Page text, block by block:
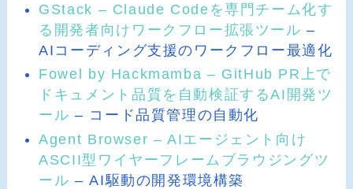
GStack – Claude Codeを専門チーム化す
る開発者向けワークフロー拡張ツール –
AIコーディング支援のワークフロー最適化
Fowel by Hackmamba – GitHub PR上で
ドキュメント品質を自動検証するAI開発ツ
ール – コード品質管理の自動化
Agent Browser – AIエージェント向け
ASCII型ワイヤーフレームブラウジングツ
ール – AI駆動の開発環境構築